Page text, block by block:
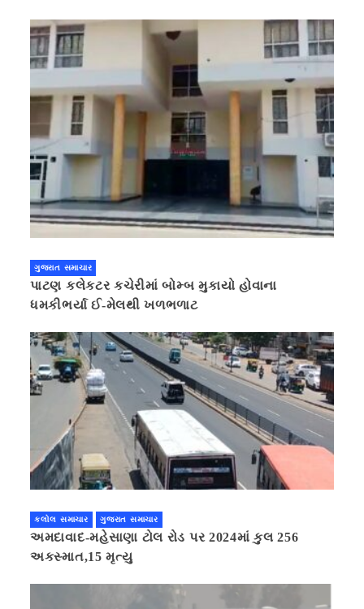
ગુજરાત સમાચાર
પાટણ કલેકટર કચેરીમાં બોમ્બ મુકાયો હોવાના
ધમકીભર્યા ઈ-મેલથી ખળભળાટ
કલોલ સમાચાર ગુજરાત સમાચાર
અમદાવાદ-મહેસાણા ટોલ રોડ પર 2024માં કુલ 256
અકસ્માત,15 મૃત્યુ